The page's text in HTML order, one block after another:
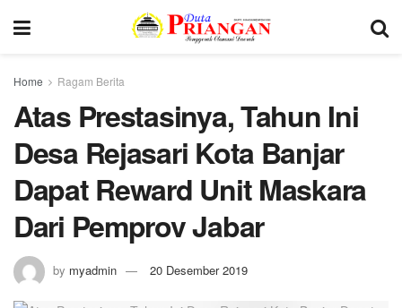
Home Ragam Berita
Atas Prestasinya, Tahun Ini
Desa Rejasari Kota Banjar
Dapat Reward Unit Maskara
Dari Pemprov Jabar
by myadmin 20 Desember 2019